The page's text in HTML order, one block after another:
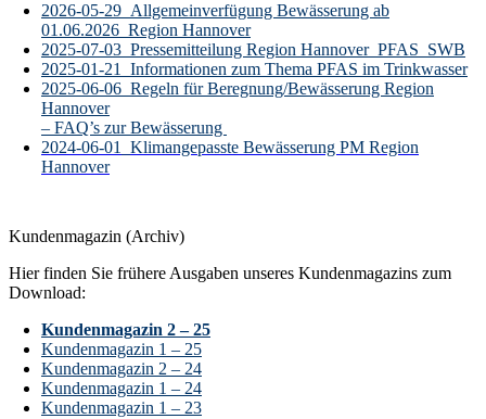
2026-05-29_Allgemeinverfügung Bewässerung ab
01.06.2026_Region Hannover
2025-07-03_Pressemitteilung Region Hannover_PFAS_SWB
2025-01-21_Informationen zum Thema PFAS im Trinkwasser
2025-06-06_Regeln für Beregnung/Bewässerung Region
Hannover
– FAQ’s zur Bewässerung
2024-06-01_Klimangepasste Bewässerung PM Region
Hannover
Kundenmagazin (Archiv)
Hier finden Sie frühere Ausgaben unseres Kundenmagazins zum
Download:
Kundenmagazin 2 – 25
Kundenmagazin 1 – 25
Kundenmagazin 2 – 24
Kundenmagazin 1 – 24
Kundenmagazin 1 – 23